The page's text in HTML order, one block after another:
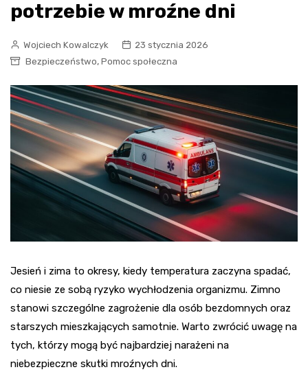
potrzebie w mroźne dni
Wojciech Kowalczyk
23 stycznia 2026
Bezpieczeństwo, Pomoc społeczna
Jesień i zima to okresy, kiedy temperatura zaczyna spadać,
co niesie ze sobą ryzyko wychłodzenia organizmu. Zimno
stanowi szczególne zagrożenie dla osób bezdomnych oraz
starszych mieszkających samotnie. Warto zwrócić uwagę na
tych, którzy mogą być najbardziej narażeni na
niebezpieczne skutki mroźnych dni.